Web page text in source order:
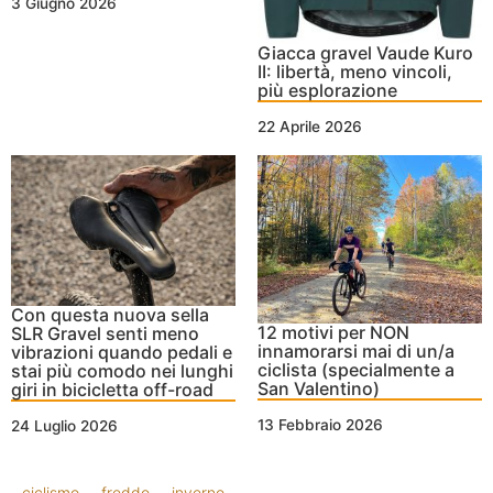
3 Giugno 2026
Giacca gravel Vaude Kuro
II: libertà, meno vincoli,
più esplorazione
22 Aprile 2026
Con questa nuova sella
SLR Gravel senti meno
vibrazioni quando pedali e
stai più comodo nei lunghi
giri in bicicletta off-road
24 Luglio 2026
12 motivi per NON
innamorarsi mai di un/a
ciclista (specialmente a
San Valentino)
13 Febbraio 2026